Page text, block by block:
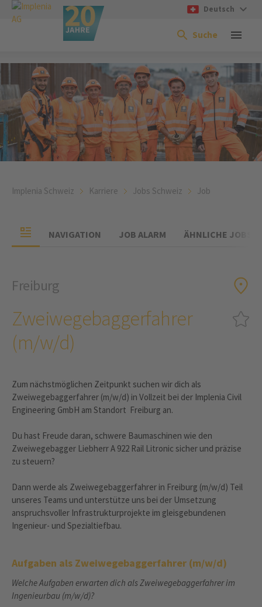
Deutsch
Suche
Implenia Schweiz Karriere Jobs Schweiz Job
NAVIGATION JOB ALARM ÄHNLICHE JOBS
Freiburg
Zweiwegebaggerfahrer
(m/w/d)
Zum nächstmöglichen Zeitpunkt suchen wir dich als
Zweiwegebaggerfahrer (m/w/d) in Vollzeit bei der Implenia Civil
Engineering GmbH am Standort Freiburg an.
Du hast Freude daran, schwere Baumaschinen wie den
Zweiwegebagger Liebherr A 922 Rail Litronic sicher und präzise
zu steuern?
Dann werde als Zweiwegebaggerfahrer in Freiburg (m/w/d) Teil
unseres Teams und unterstütze uns bei der Umsetzung
anspruchsvoller Infrastrukturprojekte im gleisgebundenen
Ingenieur- und Spezialtiefbau.
Aufgaben als Zweiwegebaggerfahrer (m/w/d)
Welche Aufgaben erwarten dich als Zweiwegebaggerfahrer im
Ingenieurbau (m/w/d)?